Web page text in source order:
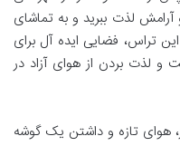
آرامش لذت ببرید و به تماشای
تراس، فضایی ایده آل برای
و لذت بردن از هوای آزاد در
هوای تازه و داشتن یک گوشه